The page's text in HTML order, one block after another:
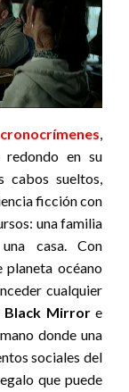
,
en su
cabos sueltos,
ficción con
una familia
casa. Con
planeta océano
cualquier
Black Mirrore
donde una
sociales del
que puede